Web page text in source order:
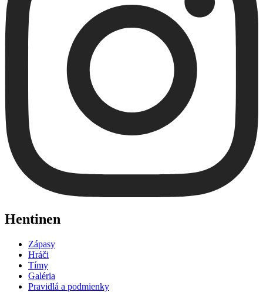
Hentinen
Zápasy
Hráči
Tímy
Galéria
Pravidlá a podmienky